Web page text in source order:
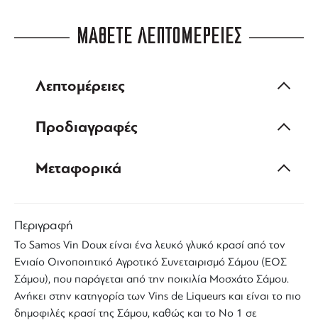
ΜΑΘΕΤΕ ΛΕΠΤΟΜΕΡΕΙΕΣ
Λεπτομέρειες
Προδιαγραφές
Μεταφορικά
Περιγραφή
Το Samos Vin Doux είναι ένα λευκό γλυκό κρασί από τον
Ενιαίο Οινοποιητικό Αγροτικό Συνεταιρισμό Σάμου (ΕΟΣ
Σάμου), που παράγεται από την ποικιλία Μοσχάτο Σάμου.
Ανήκει στην κατηγορία των Vins de Liqueurs και είναι το πιο
δημοφιλές κρασί της Σάμου, καθώς και το Νο 1 σε